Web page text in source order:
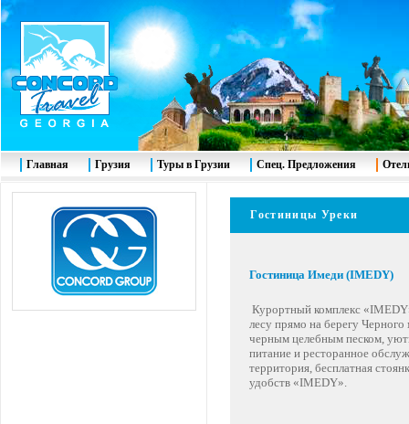
Гостиницы Уреки
Гостиница Имеди (IMEDY)
Курортный комплекс
лесу прямо на берегу
черным целебным песком,
питание и ресторанное
территория, бесплатная
удобств «IMEDY».
Главная Грузия Туры в Грузии Спец. Предложения